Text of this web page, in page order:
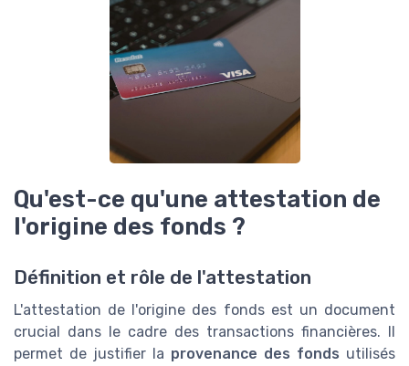
Qu'est-ce qu'une attestation de
l'origine des fonds ?
Définition et rôle de l'attestation
L'attestation de l'origine des fonds est un document
crucial dans le cadre des transactions financières. Il
permet de justifier la provenance des fonds utilisés